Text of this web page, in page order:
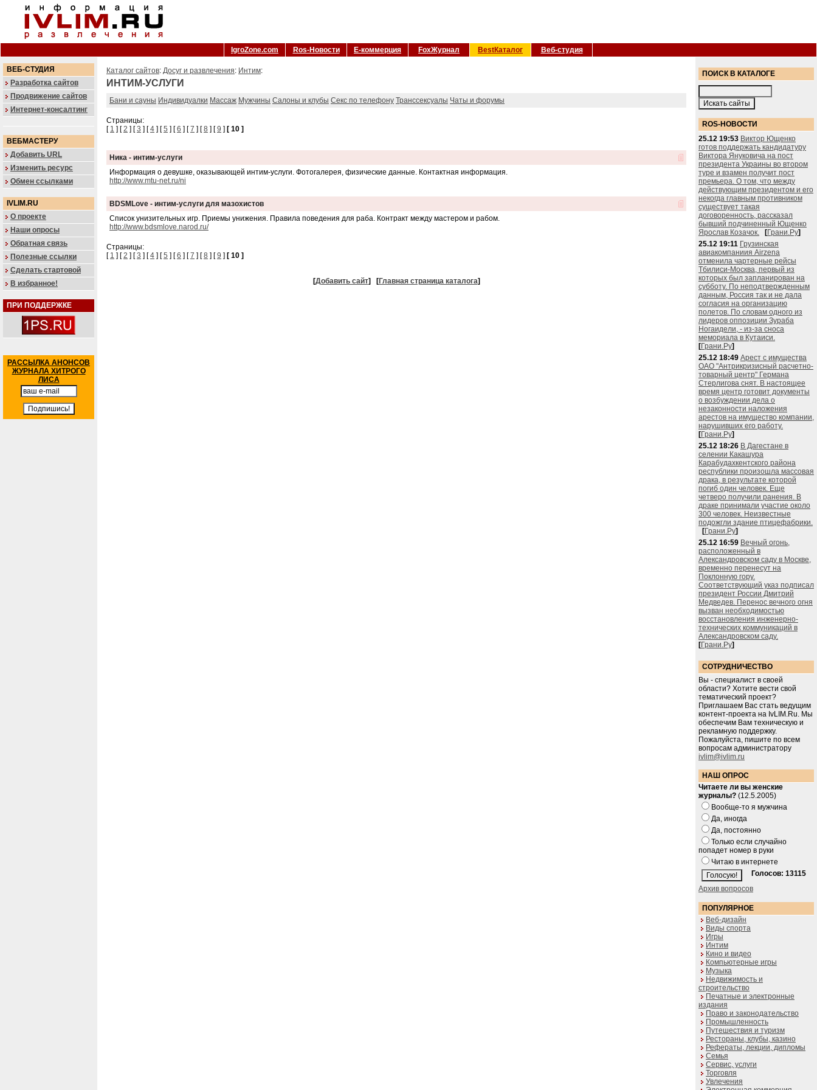
IgroZone.com Ros-Новости Е-коммерция FoxЖурнал BestКаталог Веб-студия
ВЕБ-СТУДИЯ
Разработка сайтов
Продвижение сайтов
Интернет-консалтинг
ВЕБМАСТЕРУ
Добавить URL
Изменить ресурс
Обмен ссылками
IVLIM.RU
О проекте
Наши опросы
Обратная связь
Полезные ссылки
Сделать стартовой
В избранное!
ПРИ ПОДДЕРЖКЕ
РАССЫЛКА АНОНСОВ
ЖУРНАЛА ХИТРОГО
ЛИСА
Каталог сайтов: Досуг и развлечения: Интим:
ИНТИМ-УСЛУГИ
Бани и сауны Индивидуалки Массаж Мужчины Салоны и клубы Секс по телефону Транссексуалы Чаты и форумы
Страницы:
[ 1 ] [2 ] [3 ] [4 ] [5 ] [6 ] [7 ] [8 ] [9 ] [ 10 ]
Ника - интим-услуги
Информация о девушке, оказывающей интим-услуги. Фотогалерея, физические данные. Контактная информация.
http://www.mtu-net.ru/ni
BDSMLove - интим-услуги для мазохистов
Список унизительных игр. Приемы унижения. Правила поведения для раба. Контракт между мастером и рабом.
http://www.bdsmlove.narod.ru/
Страницы:
[ 1 ] [2 ] [3 ] [4 ] [5 ] [6 ] [7 ] [8 ] [9 ] [ 10 ]
[Добавить сайт] [Главная страница каталога]
ПОИСК В КАТАЛОГЕ
ROS-НОВОСТИ
25.12 19:53 Виктор Ющенко
готов поддержать кандидатуру
Виктора Януковича на пост
президента Украины во втором
туре и взамен получит пост
премьера. О том, что между
действующим президентом и его
некогда главным противником
существует такая
договоренность, рассказал
бывший подчиненный Ющенко
Ярослав Козачок.
[Грани.Ру]
25.12 19:11 Грузинская
авиакомпаниия Airzena
отменила чартерные рейсы
Тбилиси-Москва, первый из
которых был запланирован на
субботу. По неподтвержденным
данным, Россия так и не дала
согласия на организацию
полетов. По словам одного из
лидеров оппозиции Зураба
Ногаидели, - из-за сноса
мемориала в Кутаиси.
[Грани.Ру]
25.12 18:49 Арест с имущества
ОАО "Антрикризисный расчетно-
товарный центр" Германа
Стерлигова снят. В настоящее
время центр готовит документы
о возбуждении дела о
незаконности наложения
арестов на имущество компании,
нарушивших его работу.
[Грани.Ру]
25.12 18:26 В Дагестане в
селении Какашура
Карабудахкентского района
республики произошла массовая
драка, в результате которой
погиб один человек. Еще
четверо получили ранения. В
драке принимали участие около
300 человек. Неизвестные
подожгли здание птицефабрики.
[Грани.Ру]
25.12 16:59 Вечный огонь,
расположенный в
Александровском саду в Москве,
временно перенесут на
Поклонную гору.
Соответствующий указ подписал
президент России Дмитрий
Медведев. Перенос вечного огня
вызван необходимостью
восстановления инженерно-
технических коммуникаций в
Александровском саду.
[Грани.Ру]
СОТРУДНИЧЕСТВО
Вы - специалист в своей
области? Хотите вести свой
тематический проект?
Приглашаем Вас стать ведущим
контент-проекта на IvLIM.Ru. Мы
обеспечим Вам техническую и
рекламную поддержку.
Пожалуйста, пишите по всем
вопросам администратору
ivlim@ivlim.ru
НАШ ОПРОС
Читаете ли вы женские
журналы? (12.5.2005)
Вообще-то я мужчина
Да, иногда
Да, постоянно
Только если случайно
попадет номер в руки
Читаю в интернете
Голосов: 13115
Архив вопросов
ПОПУЛЯРНОЕ
Веб-дизайн
Виды спорта
Игры
Интим
Кино и видео
Компьютерные игры
Музыка
Недвижимость и
строительство
Печатные и электронные
издания
Право и законодательство
Промышленность
Путешествия и туризм
Рестораны, клубы, казино
Рефераты, лекции, дипломы
Семья
Сервис, услуги
Торговля
Увлечения